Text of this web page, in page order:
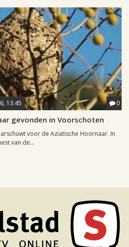
13:45 0
gevonden in Voorschoten
voor de Aziatische Hoornaar. In
van de...